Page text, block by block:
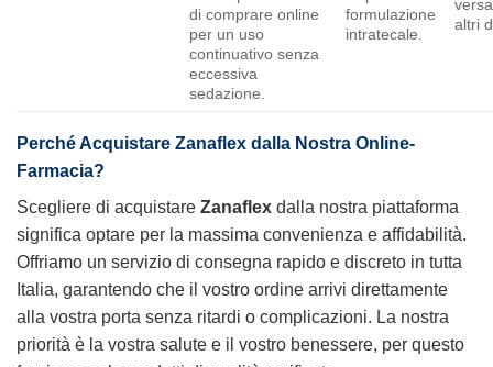
di comprare online
per un uso
continuativo senza
eccessiva
sedazione.
formulazione
intratecale.
altri
Perché Acquistare Zanaflex dalla Nostra Online-
Farmacia?
Scegliere di acquistare Zanaflex dalla nostra piattaforma
significa optare per la massima convenienza e affidabilità.
Offriamo un servizio di consegna rapido e discreto in tutta
Italia, garantendo che il vostro ordine arrivi direttamente
alla vostra porta senza ritardi o complicazioni. La nostra
priorità è la vostra salute e il vostro benessere, per questo